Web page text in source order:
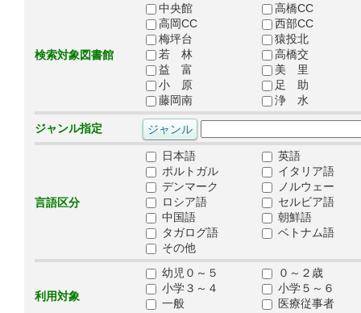
検索対象図書館
中央館
高橋CC
高岡CC
西部CC
梅坪台
猿投北
若 林
高橋交
益 富
美 里
小 原
足 助
藤岡南
浄 水
ジャンル指定
言語区分
日本語
英語
ポルトガル
イタリア語
デンマーク
ノルウェー
ロシア語
セルビア語
中国語
朝鮮語
タガログ語
ベトナム語
その他
利用対象
幼児０～５
０～２歳
小学３～４
小学５～６
一般
医療従事者